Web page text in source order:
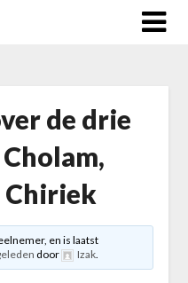
de drie
Chiriek
en is laatst
door Izak.